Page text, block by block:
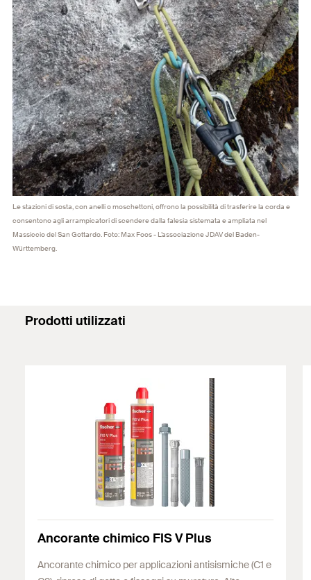
Le stazioni di sosta, con anelli o moschettoni, offrono la possibilità di trasferire la corda e
consentono agli arrampicatori di scendere dalla falesia sistemata e ampliata nel
Massiccio del San Gottardo. Foto: Max Foos - L’associazione JDAV del Baden-
Württemberg.
Prodotti utilizzati
Ancorante chimico FIS V Plus
Ancorante chimico per applicazioni antisismiche (C1 e